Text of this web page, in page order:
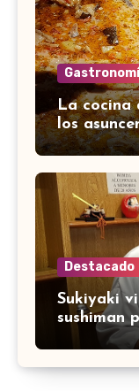
La cocina
los
Destacado
Sukiyaki
sushiman